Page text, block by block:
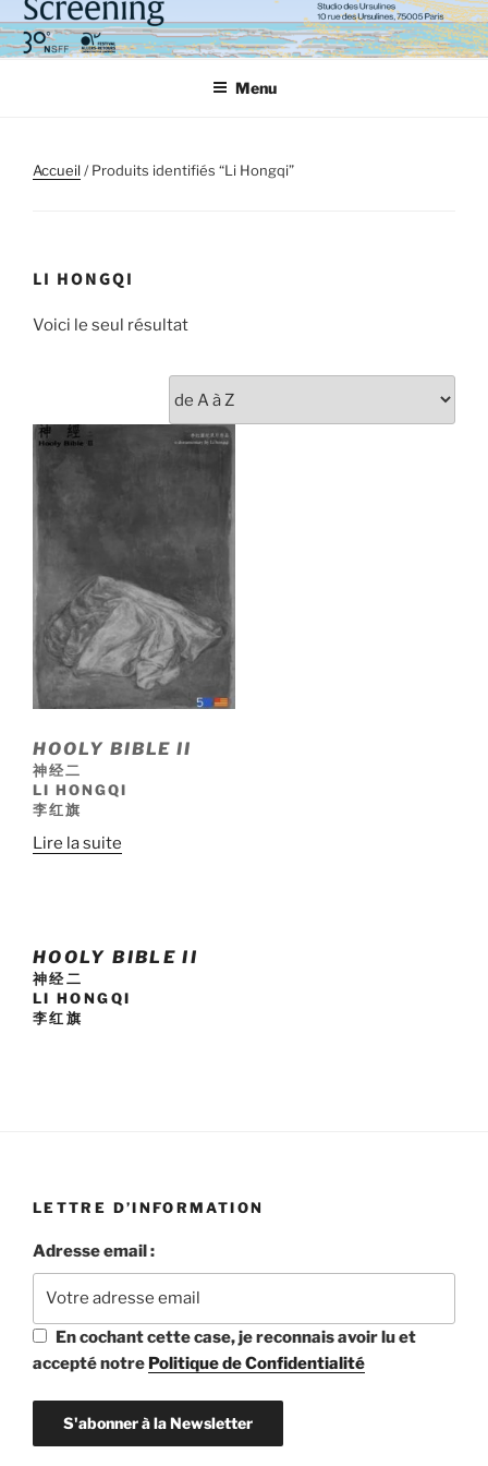
Aller
au
contenu
Menu
Accueil/ Produits identifiés “Li Hongqi”
LI HONGQI
Voici le seul résultat
HOOLY BIBLE II
神经二
LI HONGQI
李红旗
Lire la suite
HOOLY BIBLE II
神经二
LI HONGQI
李红旗
LETTRE D’INFORMATION
Adresse email :
En cochant cette case, je reconnais avoir lu et
accepté notre Politique de Confidentialité